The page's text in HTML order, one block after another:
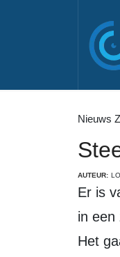
Nieuws
AUTEUR:
Er is vandaag door de rechtbank Midden-Nederland geen einduitspraak gedaan
in een
Het